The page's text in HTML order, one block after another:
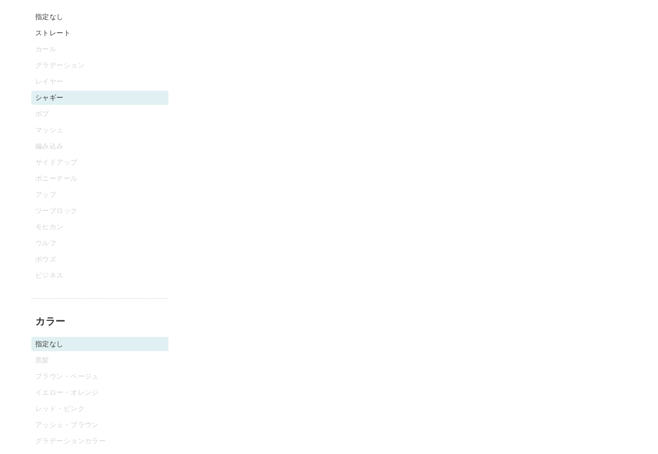
指定なし
ストレート
カール
グラデーション
レイヤー
シャギー
ボブ
マッシュ
編み込み
サイドアップ
ポニーテール
アップ
ツーブロック
モヒカン
ウルフ
ボウズ
ビジネス
カラー
指定なし
黒髪
ブラウン・ベージュ
イエロー・オレンジ
レッド・ピンク
アッシュ・ブラウン
グラデーションカラー